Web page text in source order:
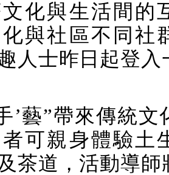
化與生活間的
與社區不同社
人士昨日起登入
’藝”帶來傳統文
可親身體驗土
茶道，活動導師